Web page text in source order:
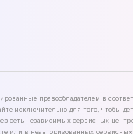
правообладателем в
исключительно для того, чтобы
сеть независимых сервисных
или в неавторизованных